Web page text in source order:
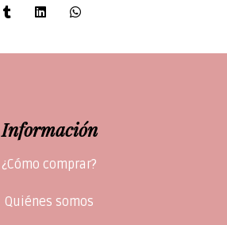
Información
¿Cómo comprar?
Quiénes somos